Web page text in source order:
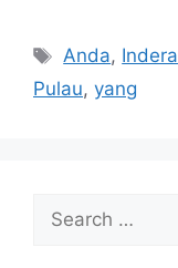
Tags
Anda, Indera
Pulau, yang
Search
for: